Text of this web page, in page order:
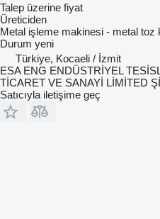
Talep üzerine fiyat
Üreticiden
Metal işleme makinesi - metal toz
Durum yeni
Türkiye, Kocaeli / İzmit
ESA ENG ENDÜSTRİYEL
TİCARET VE SANAYİ LİMİTED
Satıcıyla iletişime geç